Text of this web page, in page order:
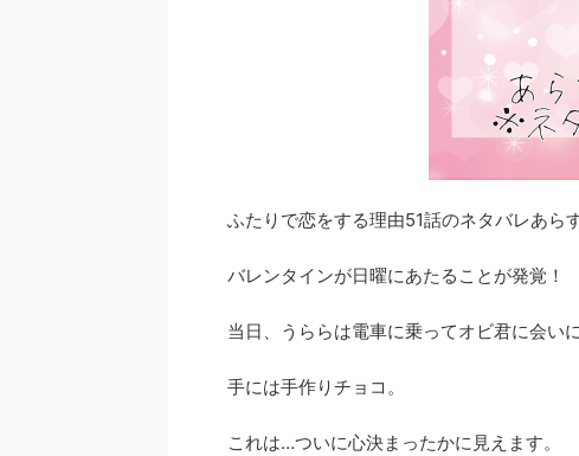
ふたりで恋をする理由51話のネタバレあら
バレンタインが日曜にあたることが発覚！
当日、うららは電車に乗ってオビ君に会い
手には手作りチョコ。
これは…ついに心決まったかに見えます。